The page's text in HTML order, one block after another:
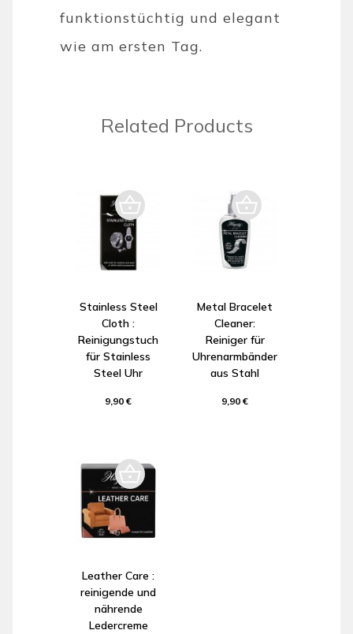
funktionstüchtig und elegant
wie am ersten Tag.
Related Products
Stainless Steel
Cloth :
Reinigungstuch
für Stainless
Steel Uhr
9,90 €
Metal Bracelet
Cleaner:
Reiniger für
Uhrenarmbänder
aus Stahl
9,90 €
Leather Care :
reinigende und
nährende
Ledercreme